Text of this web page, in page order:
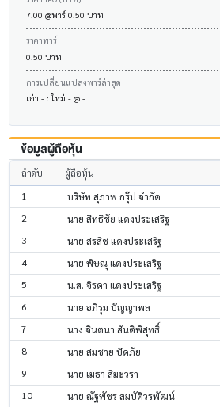
7.00 @พาร์ 0.50 บาท
ราคาพาร์
0.50 บาท
การเปลี่ยนแปลงพาร์ล่าสุด
เก่า - : ใหม่ - @ -
ข้อมูลผู้ถือหุ้น
ลำดับ ผู้ถือหุ้น
1 บริษัท สุภาพ กรุ๊ป จำกัด
2 นาย สิทธิชัย แดงประเสริฐ
3 นาย สรสิช แดงประเสริฐ
4 นาย พิษณุ แดงประเสริฐ
5 น.ส. จิรดา แดงประเสริฐ
6 นาย อภิรุม ปัญญาพล
7 นาง จินตนา สันติพิสุทธิ์
8 นาย สมชาย ปัดภัย
9 นาย เมธา สิมะวรา
10 นาย ณัฐพัชร สมบัติวรพัฒน์